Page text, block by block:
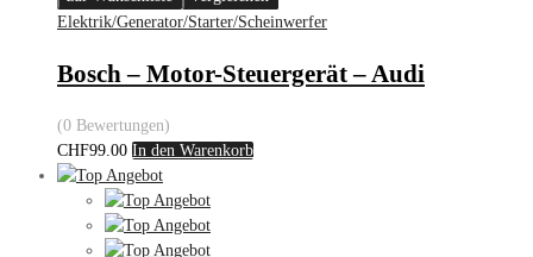
Elektrik/Generator/Starter/Scheinwerfer
Bosch – Motor-Steuergerät – Audi
(0 Bewertungen)
CHF99.00 In den Warenkorb